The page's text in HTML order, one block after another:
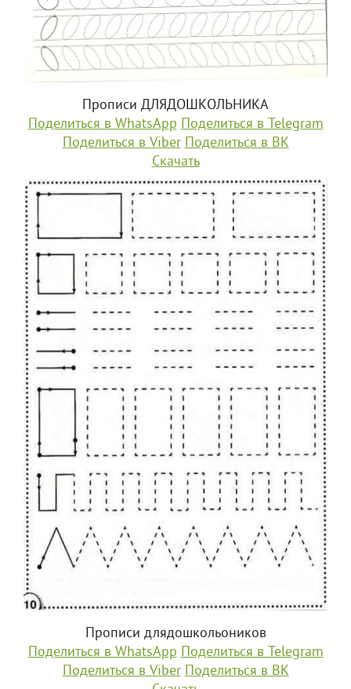
Прописи ДЛЯДОШКОЛЬНИКА
Поделиться в WhatsApp Поделиться в Telegram
Поделиться в Viber Поделиться в ВК
Скачать
Прописи длядошкольоников
Поделиться в WhatsApp Поделиться в Telegram
Поделиться в Viber Поделиться в ВК